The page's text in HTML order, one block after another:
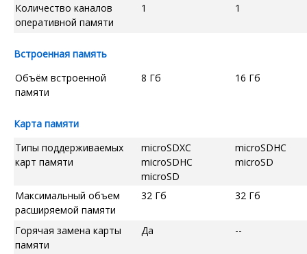
Количество каналов
оперативной памяти
1 1
Встроенная память
Объём встроенной
памяти
8 Гб 16 Гб
Карта памяти
Типы поддерживаемых
карт памяти
microSDXC
microSDHC
microSD
microSDHC
microSD
Максимальный объем
расширяемой памяти
32 Гб 32 Гб
Горячая замена карты
памяти
Да --